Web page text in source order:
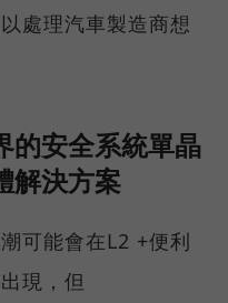
處理汽車製造商想
的安全系統單晶
解決方案
可能會在L2 +便利
現，但